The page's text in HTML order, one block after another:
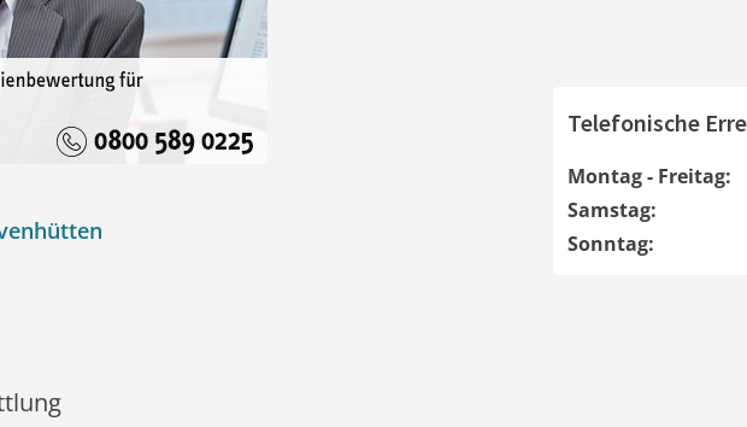
Telefonische
Montag - Freitag:
Samstag:
Sonntag: